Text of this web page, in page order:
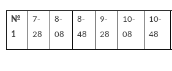
№
1
7-
28
8-
08
8-
48
9-
28
10-
08
10-
48